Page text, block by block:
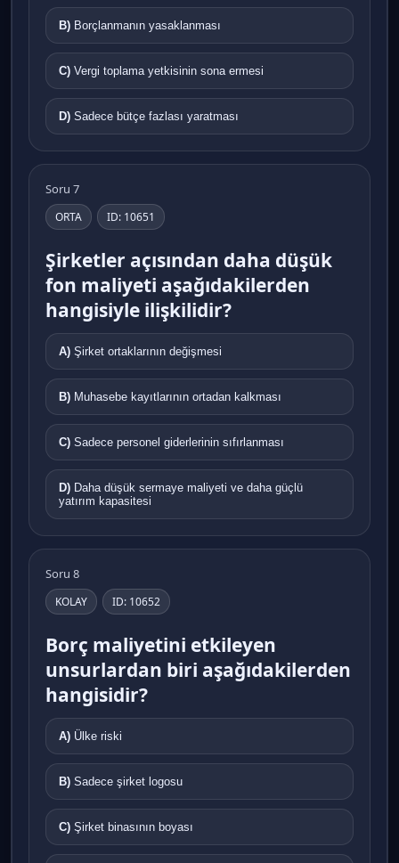
B) Borçlanmanın yasaklanması
C) Vergi toplama yetkisinin sona ermesi
D) Sadece bütçe fazlası yaratması
Soru 7
ORTA ID: 10651
Şirketler açısından daha düşük
fon maliyeti aşağıdakilerden
hangisiyle ilişkilidir?
A) Şirket ortaklarının değişmesi
B) Muhasebe kayıtlarının ortadan kalkması
C) Sadece personel giderlerinin sıfırlanması
D)
yatırım kapasitesi
Soru 8
KOLAY ID: 10652
Borç maliyetini etkileyen
unsurlardan biri aşağıdakilerden
hangisidir?
A) Ülke riski
B) Sadece şirket logosu
C) Şirket binasının boyası